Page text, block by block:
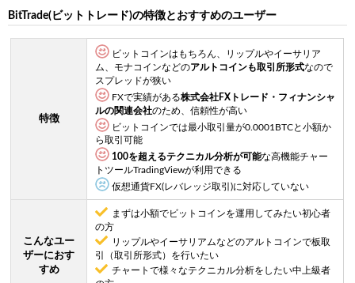
BitTrade(ビットトレード)の特徴とおすすめのユーザー
特徴
ビットコインはもちろん、リップルやイーサリア
ム、モナコインなどのアルトコインも取引所形式なので
スプレッドが狭い
FXで実績がある株式会社FXトレード・フィナンシャ
ルの関連会社のため、信頼性が高い
ビットコインでは最小取引量が0.0001BTCと小額か
ら取引可能
100を超えるテクニカル分析が可能な高機能チャー
トツールTradingViewが利用できる
仮想通貨FX(レバレッジ取引)に対応していない
こんなユー
ザーにおす
すめ
まずは小額でビットコインを運用してみたい初心者
の方
リップルやイーサリアムなどのアルトコインで板取
引（取引所形式）を行いたい
チャートで様々なテクニカル分析をしたい中上級者